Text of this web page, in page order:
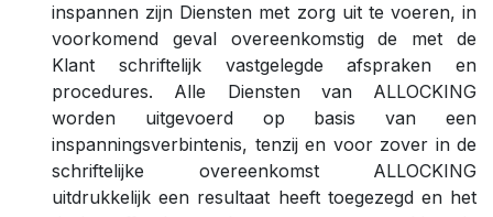
inspannen zijn Diensten met zorg uit te voeren, in
voorkomend geval overeenkomstig de met de
Klant schriftelijk vastgelegde afspraken en
procedures. Alle Diensten van ALLOCKING
worden uitgevoerd op basis van een
inspanningsverbintenis, tenzij en voor zover in de
schriftelijke overeenkomst ALLOCKING
uitdrukkelijk een resultaat heeft toegezegd en het